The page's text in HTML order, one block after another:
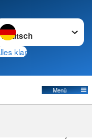
wechseln zu
klar
Menü